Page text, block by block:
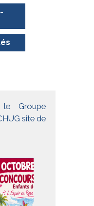
Groupe
site de